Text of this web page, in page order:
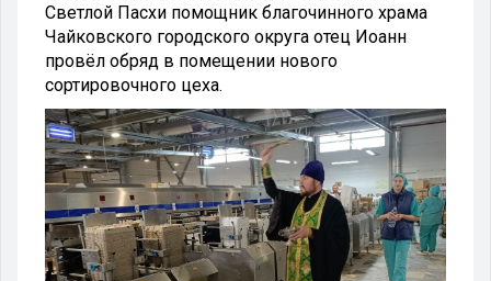
Светлой Пасхи помощник благочинного храма
Чайковского городского округа отец Иоанн
провёл обряд в помещении нового
сортировочного цеха.